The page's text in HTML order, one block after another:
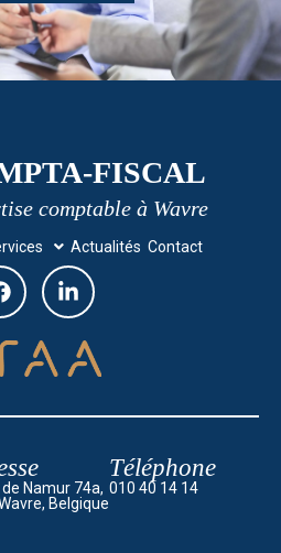
FISCAL
comptable à Wavre
Actualités Contact
Namur 74a,
Belgique
Téléphone
010 40 14 14